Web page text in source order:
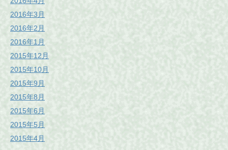
2016年3月
2016年2月
2016年1月
2015年12月
2015年10月
2015年9月
2015年8月
2015年6月
2015年5月
2015年4月